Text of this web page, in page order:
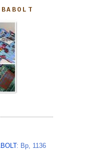
: Bp, 1136